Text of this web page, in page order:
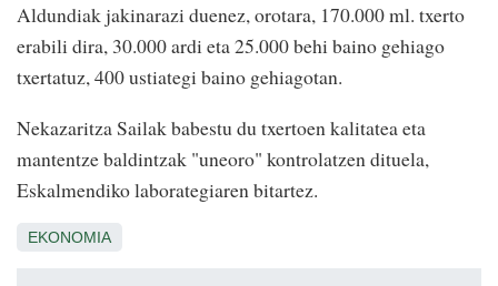
Aldundiak jakinarazi duenez, orotara, 170.000 ml. txerto
erabili dira, 30.000 ardi eta 25.000 behi baino gehiago
txertatuz, 400 ustiategi baino gehiagotan.
Nekazaritza Sailak babestu du txertoen kalitatea eta
mantentze baldintzak "uneoro" kontrolatzen dituela,
Eskalmendiko laborategiaren bitartez.
EKONOMIA